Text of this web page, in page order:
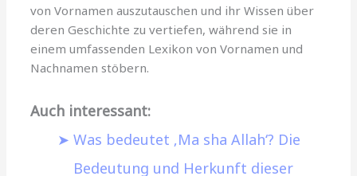
von Vornamen auszutauschen und ihr Wissen über
deren Geschichte zu vertiefen, während sie in
einem umfassenden Lexikon von Vornamen und
Nachnamen stöbern.
Auch interessant:
Was bedeutet ‚Ma sha Allah‘? Die
Bedeutung und Herkunft dieser